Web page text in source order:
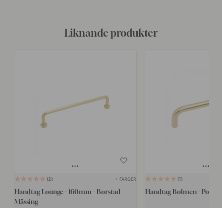
Liknande produkter
2 + FÄRGER
Handtag Lounge - 160mm - Borstad
Mässing
1
Handtag Bolmen -